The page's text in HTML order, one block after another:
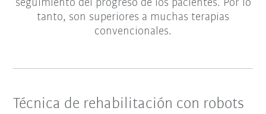
seguimiento del progreso de los pacientes. Por lo
tanto, son superiores a muchas terapias
convencionales.
Técnica de rehabilitación con robots